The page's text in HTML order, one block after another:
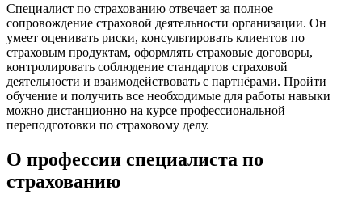
Специалист по страхованию отвечает за полное
сопровождение страховой деятельности организации. Он
умеет оценивать риски, консультировать клиентов по
страховым продуктам, оформлять страховые договоры,
контролировать соблюдение стандартов страховой
деятельности и взаимодействовать с партнёрами. Пройти
обучение и получить все необходимые для работы навыки
можно дистанционно на курсе профессиональной
переподготовки по страховому делу.
О профессии специалиста по
страхованию